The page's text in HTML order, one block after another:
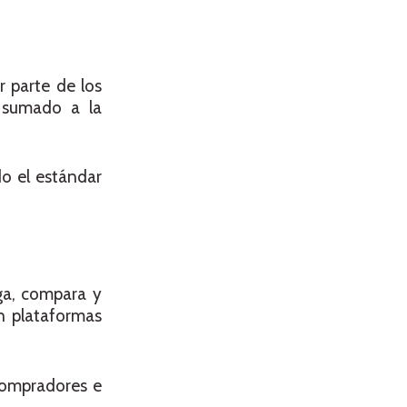
parte de los
a la
el estándar
compara y
plataformas
e